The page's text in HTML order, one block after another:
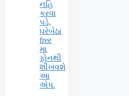
નહિ
કરવા
પડે,
ઘરેબેઠા
free
મા
ફોનથી
શીખવશે
આ
એપ.